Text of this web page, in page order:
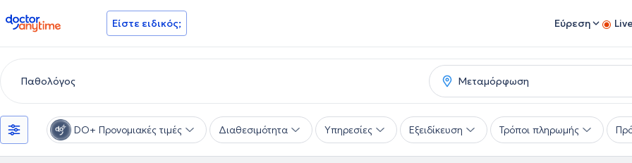
doctoranytime Είστε ειδικός; Εύρεση
DO+ Προνομιακές τιμές Διαθεσιμότητα Υπηρεσίες Εξειδίκευση Τρόποι πληρωμής